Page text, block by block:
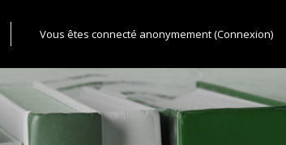
Toggle search input
Vous êtes connecté anonymement (Connexion)